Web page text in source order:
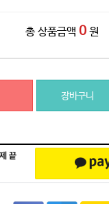
총 상품금액 0 원
장바구니